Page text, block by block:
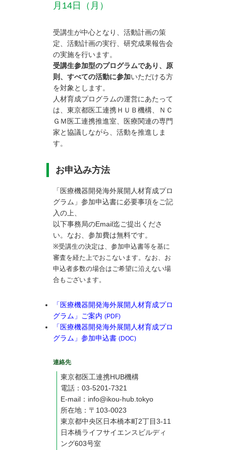
月14日（月）
受講生が中心となり、活動計画の策
定、活動計画の実行、研究成果報告会
の実施を行います。
受講生参加型のプログラムであり、原
則、すべての活動に参加いただける方
を対象とします。
人材育成プログラムの運営にあたって
は、東京都医工連携ＨＵＢ機構、ＮＣ
ＧＭ医工連携推進室、医療関連の専門
家と協議しながら、活動を推進しま
す。
お申込み方法
「医療機器開発海外展開人材育成プロ
グラム」参加申込書に必要事項をご記
入の上、
以下事務局のEmail迄ご提出くださ
い。なお、参加費は無料です。
※受講生の決定は、参加申込書等を基に
審査を経た上でおこないます。なお、お
申込者多数の場合はご希望に沿えない場
合もございます。
「医療機器開発海外展開人材育成プロ
グラム」ご案内 (PDF)
「医療機器開発海外展開人材育成プロ
グラム」参加申込書 (DOC)
連絡先
東京都医工連携HUB機構
電話：03-5201-7321
E-mail：info@ikou-hub.tokyo
所在地：〒103-0023
東京都中央区日本橋本町2丁目3-11
日本橋ライフサイエンスビルディ
ング603号室